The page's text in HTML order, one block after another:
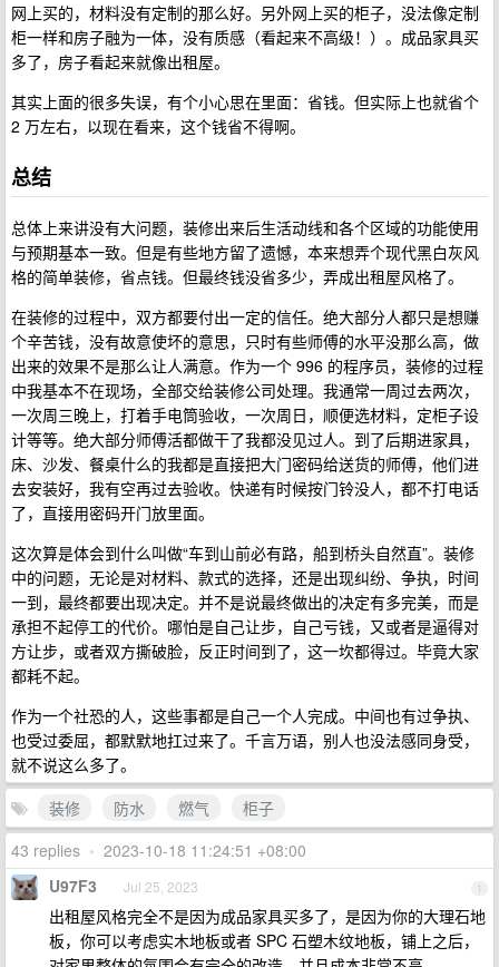
网上买的，材料没有定制的那么好。另外网上买的柜子，没法像定制
柜一样和房子融为一体，没有质感（看起来不高级！）。成品家具买
多了，房子看起来就像出租屋。
其实上面的很多失误，有个小心思在里面：省钱。但实际上也就省个
2 万左右，以现在看来，这个钱省不得啊。
总结
总体上来讲没有大问题，装修出来后生活动线和各个区域的功能使用
与预期基本一致。但是有些地方留了遗憾，本来想弄个现代黑白灰风
格的简单装修，省点钱。但最终钱没省多少，弄成出租屋风格了。
在装修的过程中，双方都要付出一定的信任。绝大部分人都只是想赚
个辛苦钱，没有故意使坏的意思，只时有些师傅的水平没那么高，做
出来的效果不是那么让人满意。作为一个 996 的程序员，装修的过程
中我基本不在现场，全部交给装修公司处理。我通常一周过去两次，
一次周三晚上，打着手电筒验收，一次周日，顺便选材料，定柜子设
计等等。绝大部分师傅活都做干了我都没见过人。到了后期进家具，
床、沙发、餐桌什么的我都是直接把大门密码给送货的师傅，他们进
去安装好，我有空再过去验收。快递有时候按门铃没人，都不打电话
了，直接用密码开门放里面。
这次算是体会到什么叫做“车到山前必有路，船到桥头自然直”。装修
中的问题，无论是对材料、款式的选择，还是出现纠纷、争执，时间
一到，最终都要出现决定。并不是说最终做出的决定有多完美，而是
承担不起停工的代价。哪怕是自己让步，自己亏钱，又或者是逼得对
方让步，或者双方撕破脸，反正时间到了，这一坎都得过。毕竟大家
都耗不起。
作为一个社恐的人，这些事都是自己一个人完成。中间也有过争执、
也受过委屈，都默默地扛过来了。千言万语，别人也没法感同身受，
就不说这么多了。
装修
防水 燃气
柜子
43 replies • 2023-10-18 11:24:51 +08:00
1
U97F3 Jul 25, 2023
出租屋风格完全不是因为成品家具买多了，是因为你的大理石地
板，你可以考虑实木地板或者 SPC 石塑木纹地板，铺上之后，